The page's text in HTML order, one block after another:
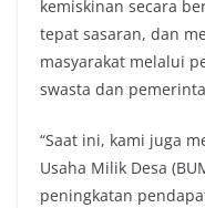
kemiskinan secara
tepat sasaran, dan
masyarakat melalui
swasta dan
“Saat ini, kami juga
Usaha Milik Desa
peningkatan